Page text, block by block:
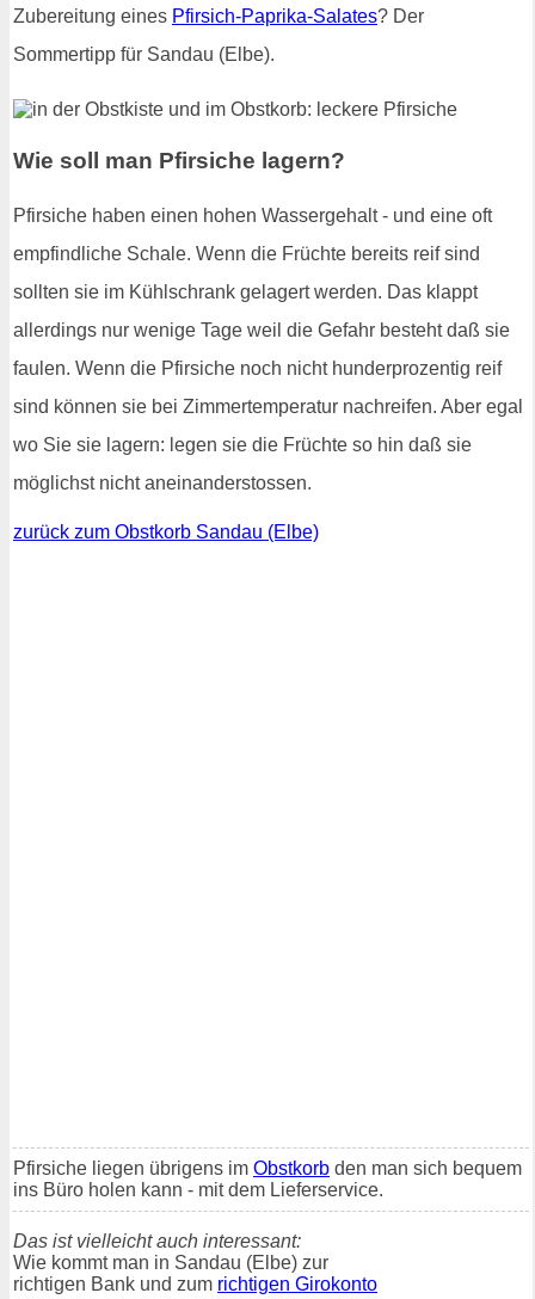
Zubereitung eines Pfirsich-Paprika-Salates? Der
Sommertipp für Sandau (Elbe).
Wie soll man Pfirsiche lagern?
Pfirsiche haben einen hohen Wassergehalt - und eine oft
empfindliche Schale. Wenn die Früchte bereits reif sind
sollten sie im Kühlschrank gelagert werden. Das klappt
allerdings nur wenige Tage weil die Gefahr besteht daß sie
faulen. Wenn die Pfirsiche noch nicht hunderprozentig reif
sind können sie bei Zimmertemperatur nachreifen. Aber egal
wo Sie sie lagern: legen sie die Früchte so hin daß sie
möglichst nicht aneinanderstossen.
zurück zum Obstkorb Sandau (Elbe)
Pfirsiche liegen übrigens im Obstkorb den man sich bequem
ins Büro holen kann - mit dem Lieferservice.
Das ist vielleicht auch interessant:
Wie kommt man in Sandau (Elbe) zur
richtigen Bank und zum richtigen Girokonto